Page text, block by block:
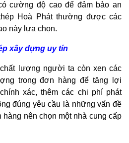
cường độ cao để đảm bảo an
Hoà Phát thường được các
này lựa chọn.
xây dựng uy tín
lượng người ta còn xen các
trong đơn hàng để tăng lợi
xác, thêm các chi phí phát
đúng yêu cầu là những vấn đề
nên chọn một nhà cung cấp